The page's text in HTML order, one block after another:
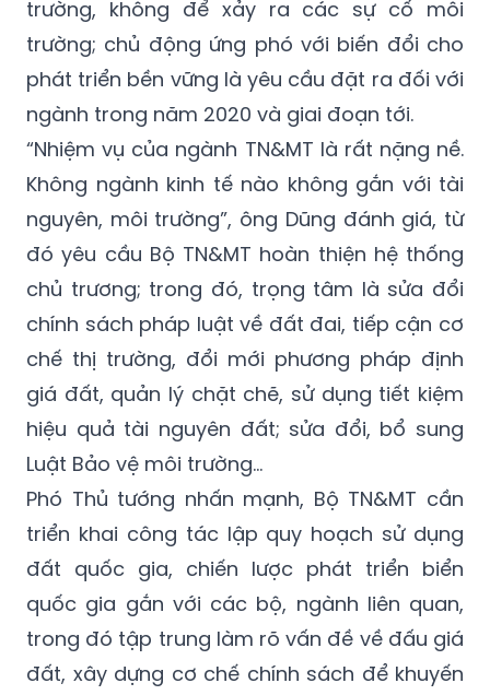
hệ giữa phát triển kinh tế với bảo vệ môi
trường; kiểm soát chặt chẽ ô nhiễm môi
trường, không để xảy ra các sự cố môi
trường; chủ động ứng phó với biến đổi cho
phát triển bền vững là yêu cầu đặt ra đối với
ngành trong năm 2020 và giai đoạn tới.
“Nhiệm vụ của ngành TN&MT là rất nặng nề.
Không ngành kinh tế nào không gắn với tài
nguyên, môi trường”, ông Dũng đánh giá, từ
đó yêu cầu Bộ TN&MT hoàn thiện hệ thống
chủ trương; trong đó, trọng tâm là sửa đổi
chính sách pháp luật về đất đai, tiếp cận cơ
chế thị trường, đổi mới phương pháp định
giá đất, quản lý chặt chẽ, sử dụng tiết kiệm
hiệu quả tài nguyên đất; sửa đổi, bổ sung
Luật Bảo vệ môi trường…
Phó Thủ tướng nhấn mạnh, Bộ TN&MT cần
triển khai công tác lập quy hoạch sử dụng
đất quốc gia, chiến lược phát triển biển
quốc gia gắn với các bộ, ngành liên quan,